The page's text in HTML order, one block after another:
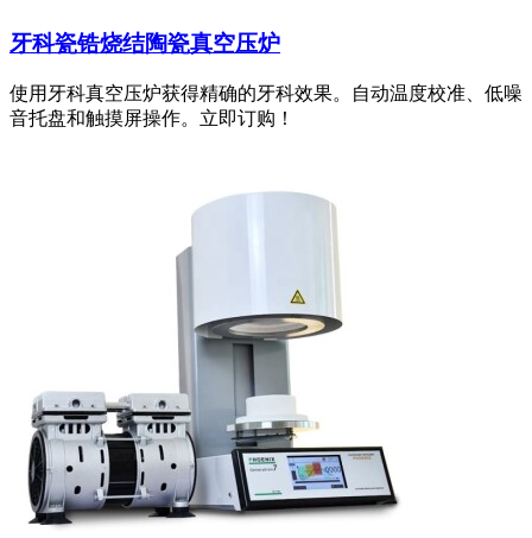
牙科瓷锆烧结陶瓷真空压炉
使用牙科真空压炉获得精确的牙科效果。自动温度校准、低噪
音托盘和触摸屏操作。立即订购！